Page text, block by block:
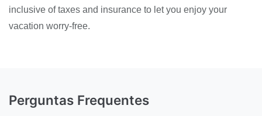
inclusive of taxes and insurance to let you enjoy your
vacation worry-free.
Perguntas Frequentes